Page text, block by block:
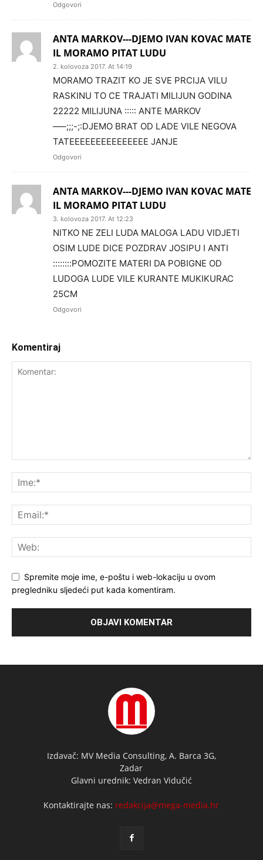
Odgovori
ANTA MARKOV---DJEMO IVAN KOVAC MATE
IL MORAMO PITAT LUDU
2. kolovoza 2017. At 14:19
MORAMO TRAZIT KO JE SVE PRCIJA VILU
RASKINU TO CE TRAJATI MILIJUN GODINA
22222 MILIJUNA ::::: ANTE MARKOV
—–;;;-;:DJEMO BRAT OD LADE VILE NEGOVA
TATEEEEEEEEEEEEEEE JANJE
Odgovori
ANTA MARKOV---DJEMO IVAN KOVAC MATE
IL MORAMO PITAT LUDU
3. kolovoza 2017. At 12:23
NITKO NE ZELI LUDA MALOGA LADU VIDJETI
OSIM LUDE DICE POZDRAV JOSIPU I ANTI
::::::::POMOZITE MATERI DA POBIGNE OD
LUDOGA LUDE VILE KURANTE MUKIKURAC
25CM
Odgovori
Komentiraj
Spremite moje ime, e-poštu i web-lokaciju u ovom
pregledniku sljedeći put kada komentiram.
Izdavač: MV Media Consulting, A. Barca 3G,
Zadar
Glavni urednik: Vedran Vidučić
Kontaktirajte nas: redakcija@mega-media.hr